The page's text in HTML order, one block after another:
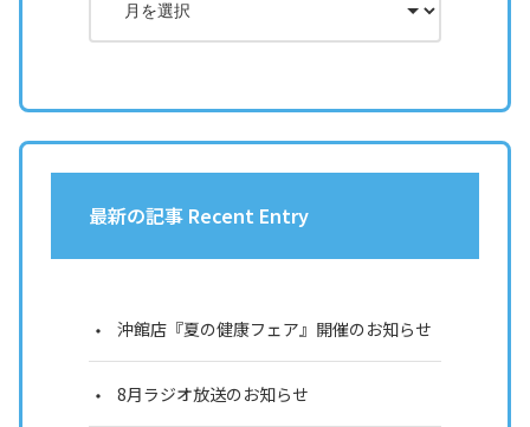
最新の記事 Recent Entry
沖館店『夏の健康フェア』開催のお知らせ
8月ラジオ放送のお知らせ